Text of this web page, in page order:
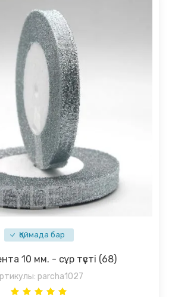
Қоймада бар
10 мм. - сұр түсті (68)
parcha1027